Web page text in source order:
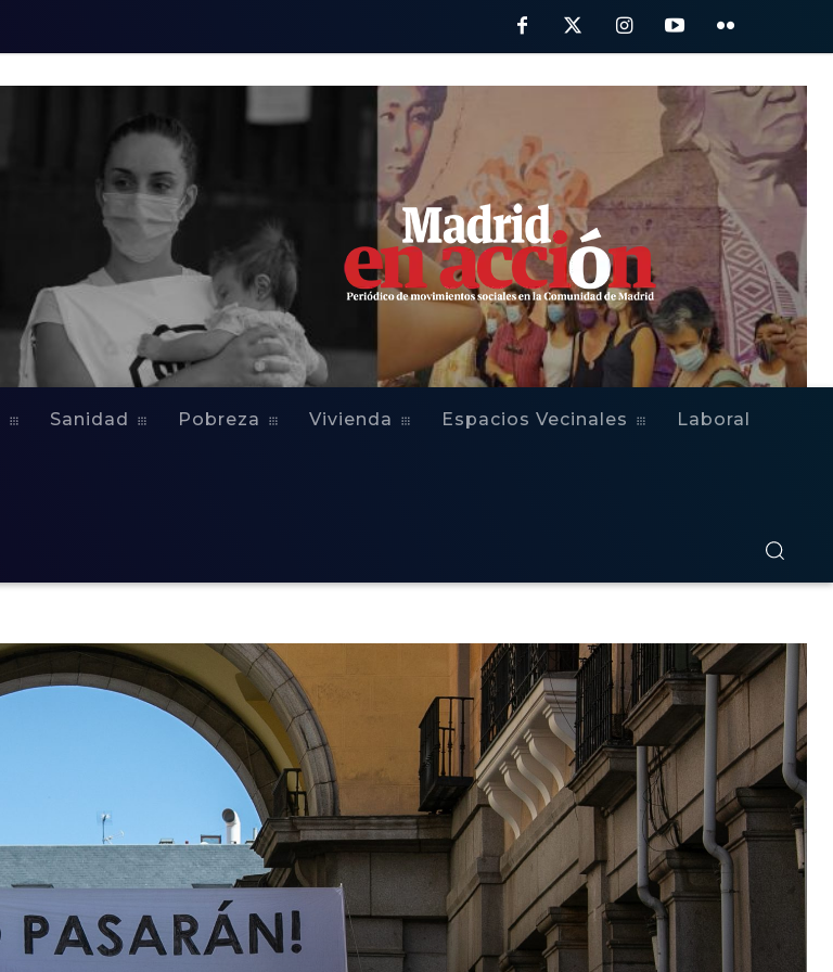
Sanidad Pobreza Vivienda Espacios Vecinales Laboral